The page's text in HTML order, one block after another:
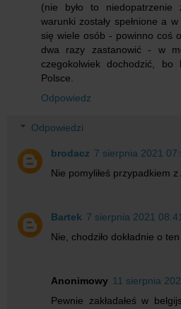
(nie było to
warunki zostały spełnione a
się wiele osób - powinno coś
dwa razy zastanowić - w
czegokolwiek dochodzić, bo
Polsce.
Odpowiedz
Odpowiedzi
brodacz 7 sierpnia 2021
Nie pomyliłeś przypadkiem z
Bartek 7 sierpnia 2021 08:41
Nie, chodziło dokładnie o
Anonimowy 11 sierpnia
Pewnie zakładałeś w